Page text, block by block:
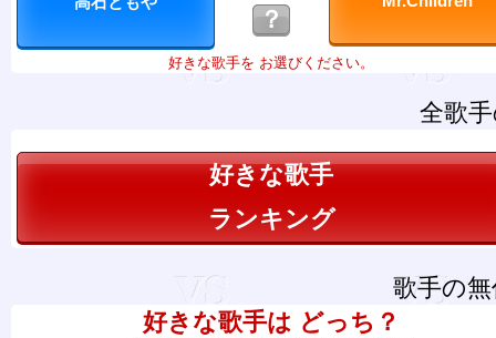
？
好きな歌手を お選びください。
全歌
好きな歌手
ランキング
歌手の
好きな歌手は どっち？